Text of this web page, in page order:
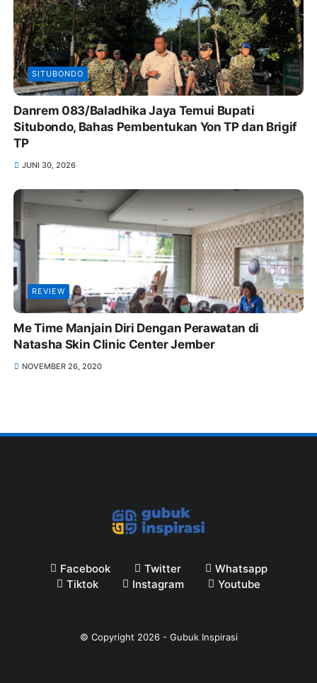
SITUBONDO
Danrem 083/Baladhika Jaya Temui Bupati
Situbondo, Bahas Pembentukan Yon TP dan Brigif
TP
JUNI 30, 2026
REVIEW
Me Time Manjain Diri Dengan Perawatan di
Natasha Skin Clinic Center Jember
NOVEMBER 26, 2020
Facebook Twitter
Whatsapp
Tiktok
Instagram Youtube
© Copyright 2026- Gubuk Inspirasi